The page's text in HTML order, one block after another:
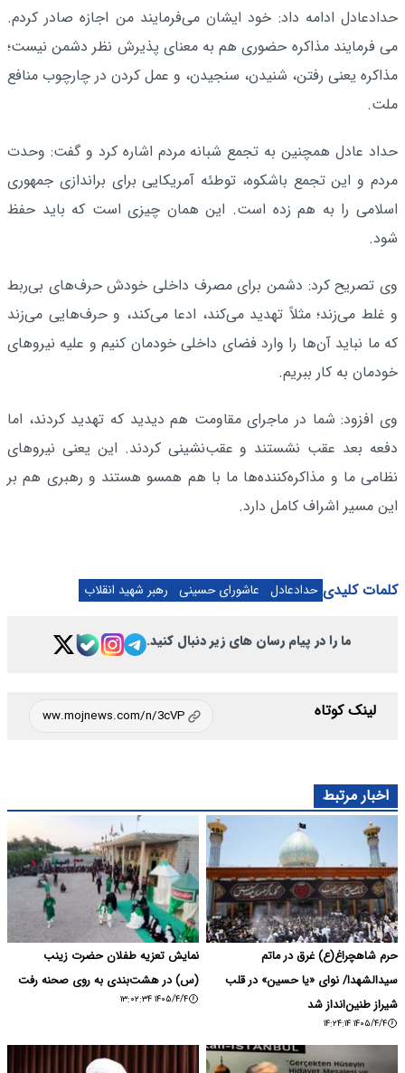
حدادعادل ادامه داد: خود ایشان می‌فرمایند من اجازه صادر کردم.
می فرمایند مذاکره‌ حضوری هم به معنای پذیرش نظر دشمن نیست؛
مذاکره یعنی رفتن، شنیدن، سنجیدن، و عمل کردن در چارچوب منافع
ملت.
حداد عادل همچنین به تجمع شبانه مردم اشاره کرد و گفت: وحدت
مردم و این تجمع باشکوه، توطئه‌ آمریکایی برای براندازی جمهوری
اسلامی را به هم زده است. این همان چیزی است که باید حفظ
شود.
وی تصریح کرد: دشمن برای مصرف داخلی خودش حرف‌های بی‌ربط
و غلط می‌زند؛ مثلاً تهدید می‌کند، ادعا می‌کند، و حرف‌هایی می‌زند
که ما نباید آن‌ها را وارد فضای داخلی خودمان کنیم و علیه نیروهای
خودمان به کار ببریم.
وی افزود: شما در ماجرای مقاومت هم دیدید که تهدید کردند، اما
دفعه بعد عقب نشستند و عقب‌نشینی کردند. این یعنی نیروهای
نظامی ما و مذاکره‌کننده‌ها ما با هم همسو هستند و رهبری هم بر
این مسیر اشراف کامل دارد.
کلمات کلیدی حدادعادل عاشورای حسینی رهبر شهید انقلاب
ما را در پیام رسان های زیر دنبال کنید.
لینک کوتاه
اخبار مرتبط
حرم شاهچراغ(ع) غرق در ماتم
سیدالشهدا/ نوای «یا حسین» در قلب
شیراز طنین‌انداز شد
۱۴۰۵/۴/۴ ۱۴:۲۴:۱۴
نمایش تعزیه طفلان حضرت زینب
(س) در هشت‌بندی به روی صحنه رفت
۱۴۰۵/۴/۴ ۱۳:۰۲:۳۴